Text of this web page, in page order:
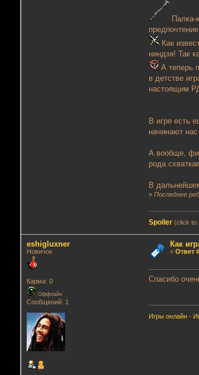
Палка-
Как
ниндзя! Так
А теперь
в детстве
настоящим
В игре есть
начинают
А вообще,
рода
В
«Последнее
Spoiler (click to
eshigluxner
Новичок
Карма: 0
Оффлайн
Сообщений: 1
Как
« Ответ
Спасибо
Игры онлайн -